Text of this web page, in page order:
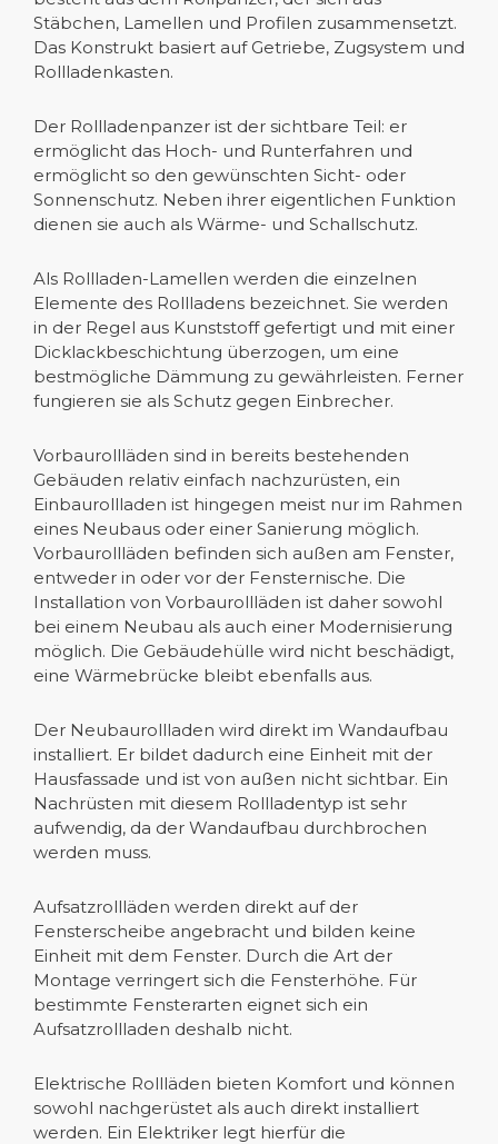
Stäbchen, Lamellen und Profilen zusammensetzt.
Das Konstrukt basiert auf Getriebe, Zugsystem und
Rollladenkasten.
Der Rollladenpanzer ist der sichtbare Teil: er
ermöglicht das Hoch- und Runterfahren und
ermöglicht so den gewünschten Sicht- oder
Sonnenschutz. Neben ihrer eigentlichen Funktion
dienen sie auch als Wärme- und Schallschutz.
Als Rollladen-Lamellen werden die einzelnen
Elemente des Rollladens bezeichnet. Sie werden
in der Regel aus Kunststoff gefertigt und mit einer
Dicklackbeschichtung überzogen, um eine
bestmögliche Dämmung zu gewährleisten. Ferner
fungieren sie als Schutz gegen Einbrecher.
Vorbaurollläden sind in bereits bestehenden
Gebäuden relativ einfach nachzurüsten, ein
Einbaurollladen ist hingegen meist nur im Rahmen
eines Neubaus oder einer Sanierung möglich.
Vorbaurollläden befinden sich außen am Fenster,
entweder in oder vor der Fensternische. Die
Installation von Vorbaurollläden ist daher sowohl
bei einem Neubau als auch einer Modernisierung
möglich. Die Gebäudehülle wird nicht beschädigt,
eine Wärmebrücke bleibt ebenfalls aus.
Der Neubaurollladen wird direkt im Wandaufbau
installiert. Er bildet dadurch eine Einheit mit der
Hausfassade und ist von außen nicht sichtbar. Ein
Nachrüsten mit diesem Rollladentyp ist sehr
aufwendig, da der Wandaufbau durchbrochen
werden muss.
Aufsatzrollläden werden direkt auf der
Fensterscheibe angebracht und bilden keine
Einheit mit dem Fenster. Durch die Art der
Montage verringert sich die Fensterhöhe. Für
bestimmte Fensterarten eignet sich ein
Aufsatzrollladen deshalb nicht.
Elektrische Rollläden bieten Komfort und können
sowohl nachgerüstet als auch direkt installiert
werden. Ein Elektriker legt hierfür die